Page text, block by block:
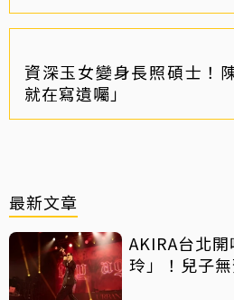
資深玉女變身長照碩士！
就在寫遺囑」
最新文章
AKIRA台北
玲」！兒子